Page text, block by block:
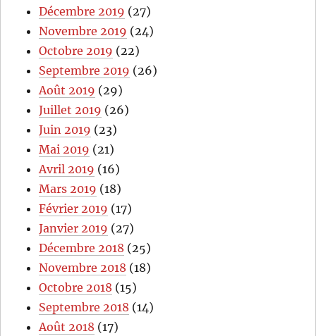
Décembre 2019 (27)
Novembre 2019 (24)
Octobre 2019 (22)
Septembre 2019 (26)
Août 2019 (29)
Juillet 2019 (26)
Juin 2019 (23)
Mai 2019 (21)
Avril 2019 (16)
Mars 2019 (18)
Février 2019 (17)
Janvier 2019 (27)
Décembre 2018 (25)
Novembre 2018 (18)
Octobre 2018 (15)
Septembre 2018 (14)
Août 2018 (17)